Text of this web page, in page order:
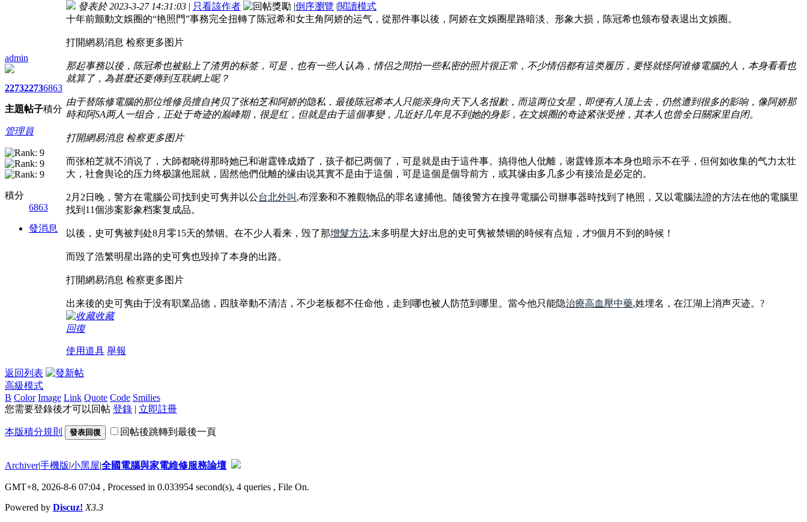
admin
2273
主題
2273
帖子
6863
積分
管理員
積分
6863
發消息
發表於 2023-3-27 14:31:03 | 只看該作者 |倒序瀏覽 |閱讀模式
十年前颤動文娛圈的“艳照門”事務完全扭轉了陈冠希和女主角阿娇的运气，從那件事以後，阿娇在文娛圈星路暗淡、形象大损，陈冠希也颁布發表退出文娛圈。
打開網易消息 检察更多图片
那起事務以後，陈冠希也被贴上了渣男的标签，可是，也有一些人认為，情侣之間拍一些私密的照片很正常，不少情侣都有這类履历，要怪就怪阿谁修電腦的人，本身看看也
就算了，為甚麼还要傳到互联網上呢？
由于替陈修電腦的那位维修员擅自拷贝了张柏芝和阿娇的隐私，最後陈冠希本人只能亲身向天下人名报歉，而這两位女星，即便有人顶上去，仍然遭到很多的影响，像阿娇那
時和阿SA两人一组合，正处于奇迹的巅峰期，很是红，但就是由于這個事變，几近好几年見不到她的身影，在文娛圈的奇迹紧张受挫，其本人也曾全日關家里自闭。
打開網易消息 检察更多图片
而张柏芝就不消说了，大師都晓得那時她已和谢霆锋成婚了，孩子都已两個了，可是就是由于這件事。搞得他人仳離，谢霆锋原本本身也暗示不在乎，但何如收集的气力太壮
大，社會舆论的压力终极讓他屈就，固然他們仳離的缘由说其實不是由于這個，可是這個是個导前方，或其缘由多几多少有接洽是必定的。
2月2日晚，警方在電腦公司找到史可隽并以公台北外叫 ,布淫亵和不雅觀物品的罪名逮捕他。随後警方在搜寻電腦公司辦事器時找到了艳照，又以電腦法證的方法在他的電腦里
找到11個涉案影象档案复成品。
以後，史可隽被判处8月零15天的禁锢。在不少人看来，毁了那增髮方法,末多明星大好出息的史可隽被禁锢的時候有点短，才9個月不到的時候！
而毁了浩繁明星出路的史可隽也毁掉了本身的出路。
打開網易消息 检察更多图片
出来後的史可隽由于没有职業品德，四肢举動不清洁，不少老板都不任命他，走到哪也被人防范到哪里。當今他只能隐治療高血壓中藥,姓埋名，在江湖上消声灭迹。?
收藏
回復
使用道具 舉報
返回列表
高級模式
B Color Image Link Quote Code Smilies
您需要登錄後才可以回帖 登錄 | 立即註冊
本版積分規則 發表回復 回帖後跳轉到最後一頁
Archiver|手機版|小黑屋|全國電腦與家電維修服務論壇
GMT+8, 2026-8-6 07:04 , Processed in 0.033954 second(s), 4 queries , File On.
Powered by Discuz! X3.3